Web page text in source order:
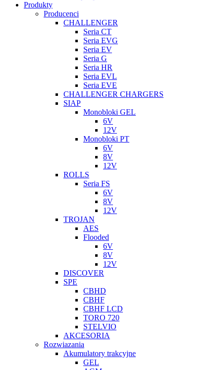
Produkty
Producenci
CHALLENGER
Seria CT
Seria EVG
Seria EV
Seria G
Seria HR
Seria EVL
Seria EVE
CHALLENGER CHARGERS
SIAP
Monobloki GEL
6V
12V
Monobloki PT
6V
8V
12V
ROLLS
Seria FS
6V
8V
12V
TROJAN
AES
Flooded
6V
8V
12V
DISCOVER
SPE
CBHD
CBHF
CBHF LCD
TORO 720
STELVIO
AKCESORIA
Rozwiazania
Akumulatory trakcyjne
GEL